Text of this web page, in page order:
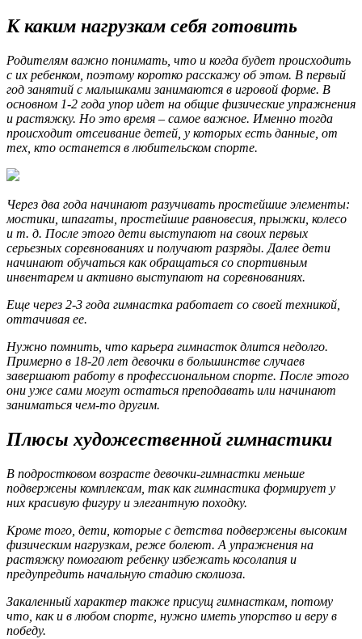
К каким нагрузкам себя готовить
Родителям важно понимать, что и когда будет происходить
с их ребенком, поэтому коротко расскажу об этом. В первый
год занятий с малышками занимаются в игровой форме. В
основном 1-2 года упор идет на общие физические упражнения
и растяжку. Но это время – самое важное. Именно тогда
происходит отсеивание детей, у которых есть данные, от
тех, кто останется в любительском спорте.
Через два года начинают разучивать простейшие элементы:
мостики, шпагаты, простейшие равновесия, прыжки, колесо
и т. д. После этого дети выступают на своих первых
серьезных соревнованиях и получают разряды. Далее дети
начинают обучаться как обращаться со спортивным
инвентарем и активно выступают на соревнованиях.
Еще через 2-3 года гимнастка работает со своей техникой,
оттачивая ее.
Нужно помнить, что карьера гимнасток длится недолго.
Примерно в 18-20 лет девочки в большинстве случаев
завершают работу в профессиональном спорте. После этого
они уже сами могут остаться преподавать или начинают
заниматься чем-то другим.
Плюсы художественной гимнастики
В подростковом возрасте девочки-гимнастки меньше
подвержены комплексам, так как гимнастика формирует у
них красивую фигуру и элегантную походку.
Кроме того, дети, которые с детства подвержены высоким
физическим нагрузкам, реже болеют. А упражнения на
растяжку помогают ребенку избежать косолапия и
предупредить начальную стадию сколиоза.
Закаленный характер также присущ гимнасткам, потому
что, как и в любом спорте, нужно иметь упорство и веру в
победу.